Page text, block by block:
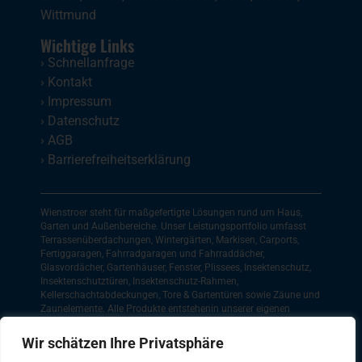
Wir schätzen Ihre Privatsphäre
Wittmund
Wichtige Links
› Schnellanfrage
› Kontakt
› Impressum
› Datenschutz
› AGB
› Barrierefreiheitserklärung
Wienstroer steht für maßgefertigte Lösungen rund um Haus,
Garten und Außenbereiche. Unser Leistungsportfolio umfasst
Terrassenüberdachungen, Wintergärten, Markisen, Carports,
Fertiggaragen, Fahrradgaragen und Fahrraddächer,
Glasvordächer, Gartenhäuser, Fenster, Plissees, Insektenschutz,
Insektenschutztüren, Insektenschutz-Rahmen,
Kellerschachtabdeckungen, Tore & Gartentüren sowie Zäune und
Zaunelemente. Alle Produkte entstehenin unserer eigenen
im Münsterland, in Ostwestfalen und in Friesland für unsere
Kunden im Einsatz. Dazu zählen unter anderem Münster, Greven,